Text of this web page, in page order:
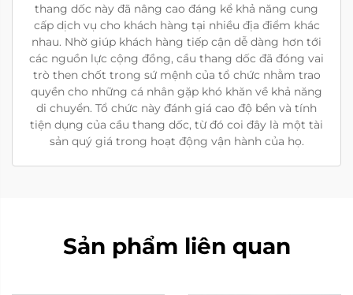
thang dốc này đã nâng cao đáng kể khả năng cung
cấp dịch vụ cho khách hàng tại nhiều địa điểm khác
nhau. Nhờ giúp khách hàng tiếp cận dễ dàng hơn tới
các nguồn lực cộng đồng, cầu thang dốc đã đóng vai
trò then chốt trong sứ mệnh của tổ chức nhằm trao
quyền cho những cá nhân gặp khó khăn về khả năng
di chuyển. Tổ chức này đánh giá cao độ bền và tính
tiện dụng của cầu thang dốc, từ đó coi đây là một tài
sản quý giá trong hoạt động vận hành của họ.
Sản phẩm liên quan